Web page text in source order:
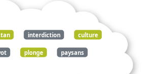
interdiction culture
plonge paysans